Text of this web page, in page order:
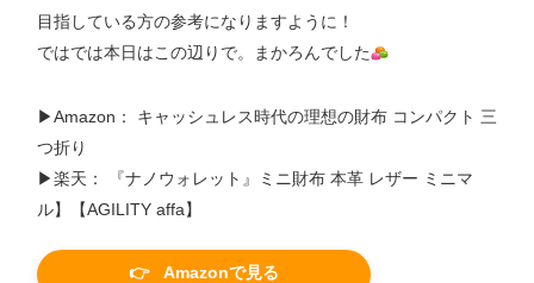
目指している方の参考になりますように！
ではでは本日はこの辺りで。まかろんでした
▶︎Amazon： キャッシュレス時代の理想の財布 コンパクト 三
つ折り
▶︎楽天： 『ナノウォレット』ミニ財布 本革 レザー ミニマ
ル】【AGILITY affa】
Amazonで見る